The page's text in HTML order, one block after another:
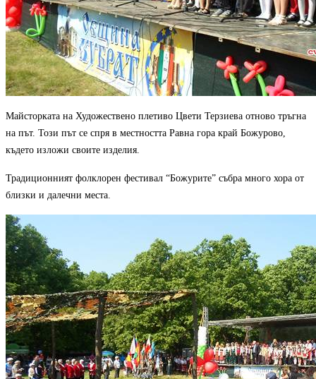
Майсторката на Художествено плетиво Цвети Терзиева отново тръгна
на път. Този път се спря в местността Равна гора край Божурово,
където изложи своите изделия.
Традиционният фолклорен фестивал “Божурите” събра много хора от
близки и далечни места.